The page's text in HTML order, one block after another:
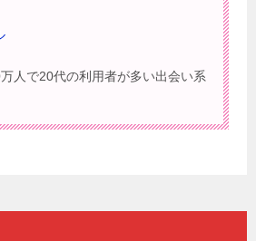
人で20代の利用者が多い出会い系